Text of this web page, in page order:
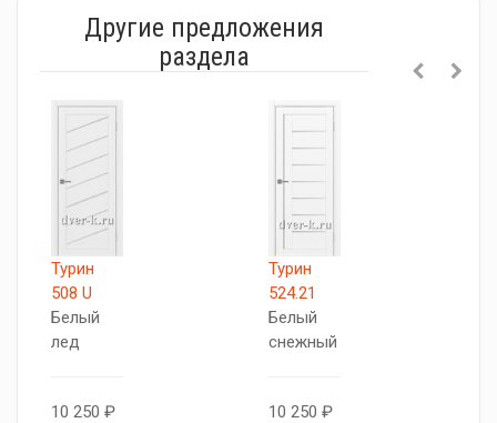
Другие предложения
раздела
Турин
508 U
Белый
лед
10 250 ₽
Турин
524.21
Белый
снежный
10 250 ₽